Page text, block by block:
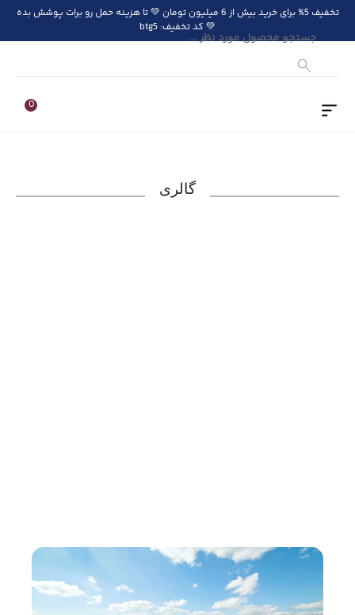
تخفیف 5% برای خرید بیش از 6 میلیون تومان 💚 تا هزینه حمل رو برات پوشش بده
💚 کد تخفیف: btg5
Products
0
گالری